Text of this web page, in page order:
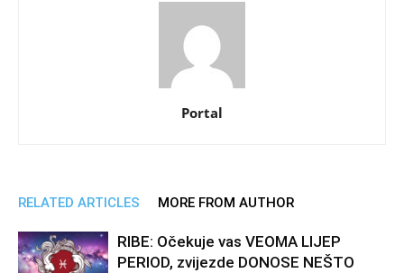
Portal
RELATED ARTICLES MORE FROM AUTHOR
RIBE: Očekuje vas VEOMA LIJEP
PERIOD, zvijezde DONOSE NEŠTO